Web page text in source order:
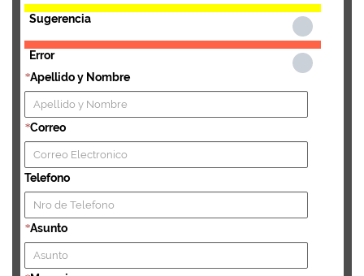
Sugerencia
Error
*Apellido y Nombre
*Correo
Telefono
*Asunto